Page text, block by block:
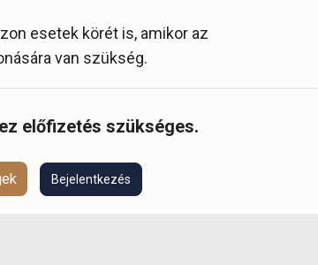
esetek körét is, amikor az
van szükség.
előfizetés szükséges.
Bejelentkezés